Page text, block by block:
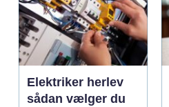
Elektriker herlev
sådan vælger du